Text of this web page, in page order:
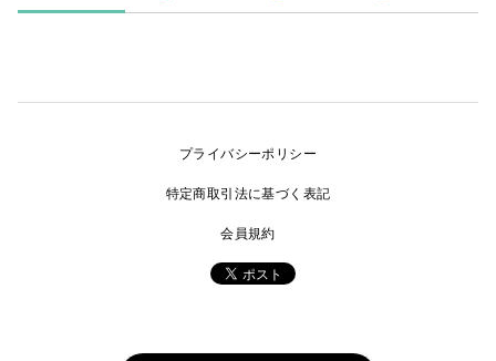
プライバシーポリシー
特定商取引法に基づく表記
会員規約